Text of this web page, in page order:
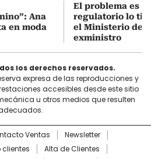
Ana
en moda
El problema es
regulatorio lo
el Ministerio de
exministro
los derechos reservados.
expresa de las reproducciones y
accesibles desde este sitio
u otros medios que resulten
Ventas
Newsletter
clientes
Alta de Clientes